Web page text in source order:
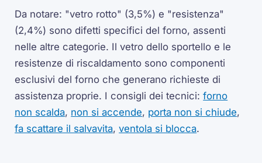
Da notare: "vetro rotto" (3,5%) e "resistenza"
(2,4%) sono difetti specifici del forno, assenti
nelle altre categorie. Il vetro dello sportello e le
resistenze di riscaldamento sono componenti
esclusivi del forno che generano richieste di
assistenza proprie. I consigli dei tecnici:forno
non scalda, non si accende, porta non si chiude,
fa scattare il salvavita,ventola si blocca.